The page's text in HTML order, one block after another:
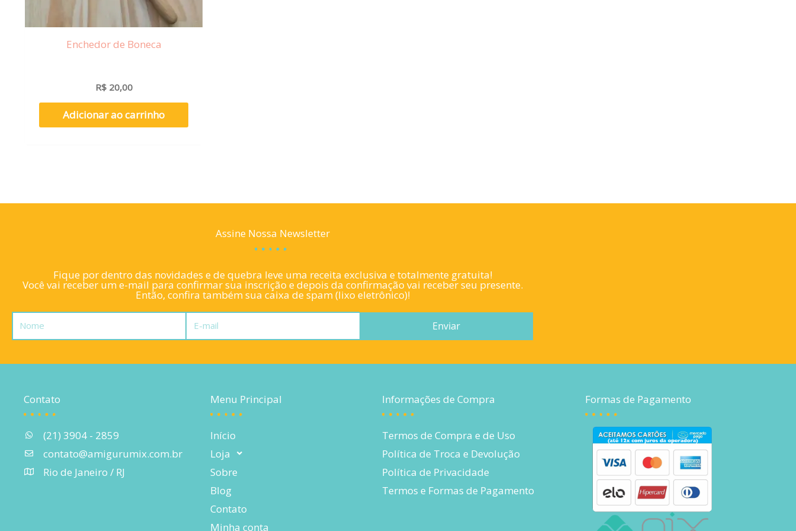
Enchedor de Boneca
R$20,00
Adicionar ao carrinho
Assine Nossa Newsletter
Fique por dentro das novidades e de quebra leve uma receita exclusiva e totalmente gratuita!
Você vai receber um e-mail para confirmar sua inscrição e depois da confirmação vai receber seu presente.
Então, confira também sua caixa de spam (lixo eletrônico)!
Nome
mail
Enviar
Contato
(21) 3904 - 2859
contato@amigurumix.com.br
Rio de Janeiro / RJ
Menu Principal
Início
Loja
Sobre
Blog
Contato
Minha conta
Informações de Compra
Termos de Compra e de Uso
Política de Troca e Devolução
Política de Privacidade
Termos e Formas de Pagamento
Formas de Pagamento